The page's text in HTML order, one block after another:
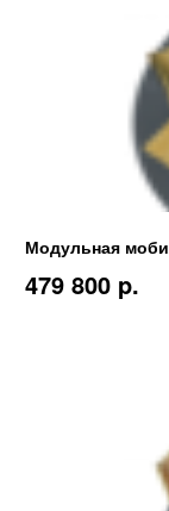
Модульная
479 800 p.